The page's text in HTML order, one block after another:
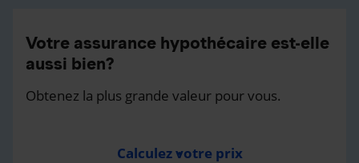
Votre assurance hypothécaire est-elle
aussi bien?
Obtenez la plus grande valeur pour vous.
Calculez votre prix